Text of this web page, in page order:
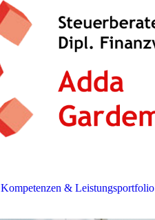
Kompetenzen & Leistungsportfolio